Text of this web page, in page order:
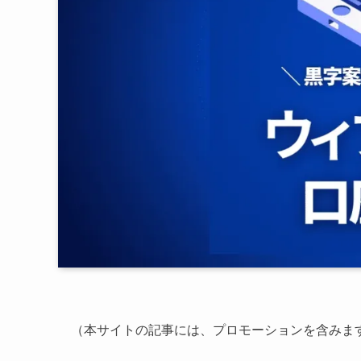
（本サイトの記事には、プロモーションを含みま